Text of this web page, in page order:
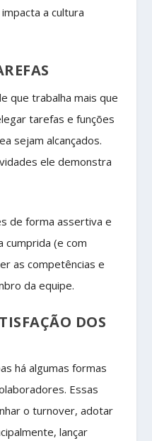
a cultura
que trabalha mais que
tarefas e funções
sejam alcançados.
ele demonstra
de forma assertiva e
cumprida (e com
as competências e
da equipe.
DOS
há algumas formas
Essas
o turnover, adotar
lançar